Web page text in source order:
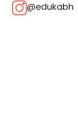
@edukabh